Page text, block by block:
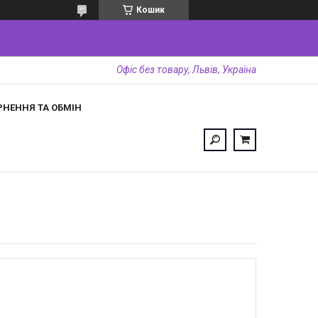
Кошик
Офіс без товару, Львів, Україна
ТА ОБМІН